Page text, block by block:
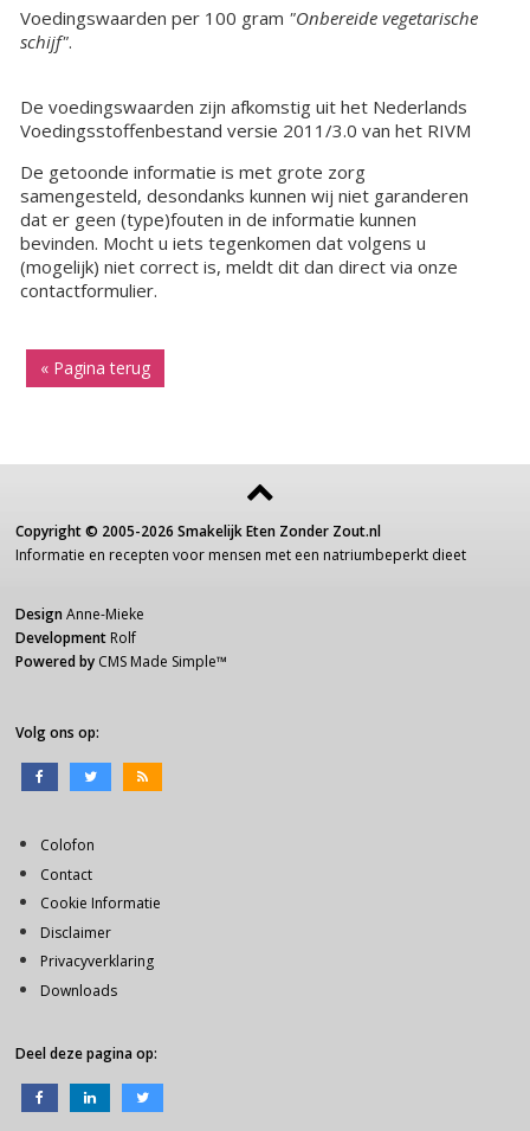
Voedingswaarden per 100 gram "Onbereide vegetarische
schijf".
De voedingswaarden zijn afkomstig uit het Nederlands
Voedingsstoffenbestand versie 2011/3.0 van het RIVM
De getoonde informatie is met grote zorg
samengesteld, desondanks kunnen wij niet garanderen
dat er geen (type)fouten in de informatie kunnen
bevinden. Mocht u iets tegenkomen dat volgens u
(mogelijk) niet correct is, meldt dit dan direct via onze
contactformulier.
« Pagina terug
Copyright © 2005-2026 Smakelijk Eten Zonder Zout.nl
Informatie en recepten voor mensen met een natriumbeperkt dieet
Design Anne-Mieke
Development Rolf
Powered by CMS Made Simple™
Volg ons op:
Colofon
Contact
Cookie Informatie
Disclaimer
Privacyverklaring
Downloads
Deel deze pagina op: